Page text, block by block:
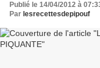
Publié le 14/04/2012 à
Par lesrecettesdepipouf